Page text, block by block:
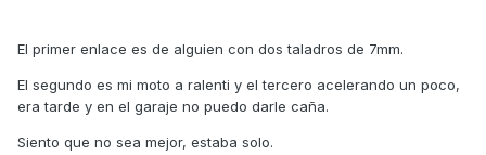
El primer enlace es de alguien con dos taladros de 7mm.
El segundo es mi moto a ralenti y el tercero acelerando un poco,
era tarde y en el garaje no puedo darle caña.
Siento que no sea mejor, estaba solo.